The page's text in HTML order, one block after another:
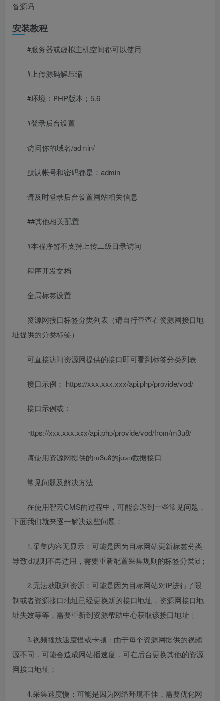
备源码
安装教程
#服务器或虚拟主机空间都可以使用
#上传源码解压缩
#环境：PHP版本；5.6
#登录后台设置
访问你的域名/admin/
默认帐号和密码都是：admin
请及时登录后台设置网站相关信息
##其他相关配置
#本程序暂不支持上传二级目录访问
程序开发文档
全局标签设置
资源网接口标签分类列表（请自行查查看资源网接口地
址提供的分类标签）
可直接访问资源网提供的接口即可看到标签分类列表
接口示例； https://xxx.xxx.xxx/api.php/provide/vod/
接口示例或：
https://xxx.xxx.xxx/api.php/provide/vod/from/m3u8/
请使用资源网提供的m3u8的josn数据接口
常见问题及解决方法
在使用智云CMS的过程中，可能会遇到一些常见问题，
下面我们就来逐一解决这些问题：
1.采集内容无显示：可能是因为目标网站更新标签分类
导致id规则不再适用，需要重新配置采集规则的标签分类id；
2.无法获取到资源：可能是因为目标网站对IP进行了限
制或者资源接口地址已经更换新的接口地址，资源网接口地
址失效等等，需要重新到资源帮助中心获取该接口地址；
3.视频播放速度慢或卡顿：由于每个资源网提供的视频
源不同，可能会造成网站播速度，可在后台更换其他的资源
网接口地址；
4.采集速度慢：可能是因为网络环境不佳，需要优化网